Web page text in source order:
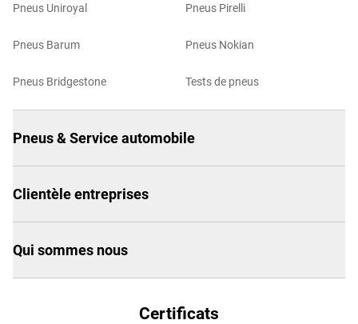
Pneus Uniroyal
Pneus Barum
Pneus Bridgestone
Pneus Pirelli
Pneus Nokian
Tests de pneus
Pneus & Service automobile
Clientèle entreprises
Qui sommes nous
Certificats